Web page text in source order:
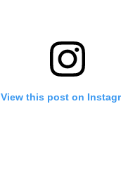
View this post on